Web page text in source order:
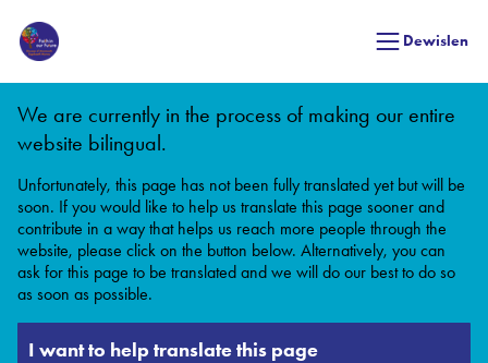
Dewislen
We are currently in the process of making our entire
website bilingual.
Unfortunately, this page has not been fully translated yet but will be
soon. If you would like to help us translate this page sooner and
contribute in a way that helps us reach more people through the
website, please click on the button below. Alternatively, you can
ask for this page to be translated and we will do our best to do so
as soon as possible.
I want to help translate this page